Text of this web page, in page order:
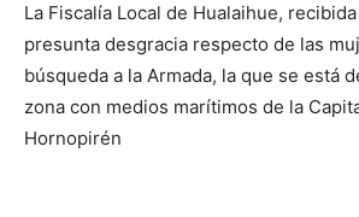
La Fiscalía Local de Hualaihue,
presunta desgracia respecto de las
búsqueda a la Armada, la que se está
zona con medios marítimos de la
Hornopirén